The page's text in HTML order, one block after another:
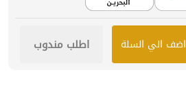
اضف الي السلة اطلب مندوب